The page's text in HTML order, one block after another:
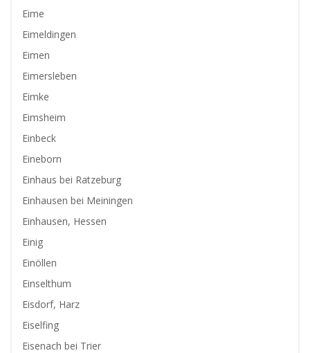
Eime
Eimeldingen
Eimen
Eimersleben
Eimke
Eimsheim
Einbeck
Eineborn
Einhaus bei Ratzeburg
Einhausen bei Meiningen
Einhausen, Hessen
Einig
Einöllen
Einselthum
Eisdorf, Harz
Eiselfing
Eisenach bei Trier